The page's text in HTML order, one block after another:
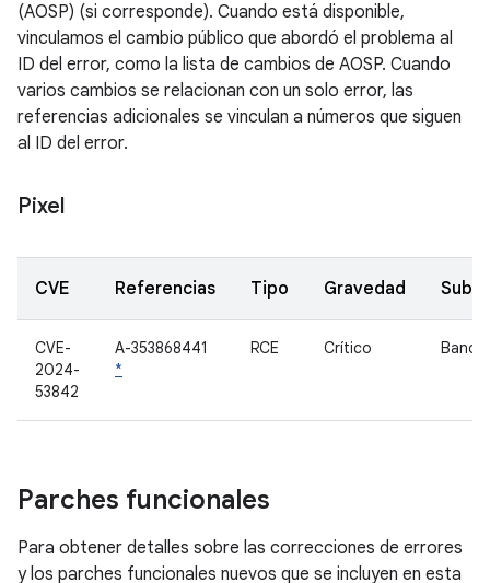
(AOSP) (si corresponde). Cuando está disponible,
vinculamos el cambio público que abordó el problema al
ID del error, como la lista de cambios de AOSP. Cuando
varios cambios se relacionan con un solo error, las
referencias adicionales se vinculan a números que siguen
al ID del error.
Pixel
CVE Referencias Tipo Gravedad
CVE-
2024-
53842
A-353868441
*
RCE Crítico
Parches funcionales
Para obtener detalles sobre las correcciones de errores
y los parches funcionales nuevos que se incluyen en esta